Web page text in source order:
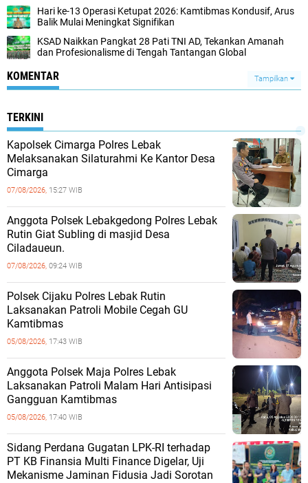
‎Hari ke-13 Operasi Ketupat 2026: Kamtibmas Kondusif, Arus
Balik Mulai Meningkat Signifikan
‎KSAD Naikkan Pangkat 28 Pati TNI AD, Tekankan Amanah
dan Profesionalisme di Tengah Tantangan Global
KOMENTAR Tampilkan
TERKINI
Kapolsek Cimarga Polres Lebak
Melaksanakan Silaturahmi Ke Kantor Desa
Cimarga
07/08/2026, 15:27 WIB
Anggota Polsek Lebakgedong Polres Lebak
Rutin Giat Subling di masjid Desa
Ciladaueun.
07/08/2026, 09:24 WIB
Polsek Cijaku Polres Lebak Rutin
Laksanakan Patroli Mobile Cegah GU
Kamtibmas
05/08/2026, 17:43 WIB
Anggota Polsek Maja Polres Lebak
Laksanakan Patroli Malam Hari Antisipasi
Gangguan Kamtibmas
05/08/2026, 17:40 WIB
Sidang Perdana Gugatan LPK-RI terhadap
PT KB Finansia Multi Finance Digelar, Uji
Mekanisme Jaminan Fidusia Jadi Sorotan